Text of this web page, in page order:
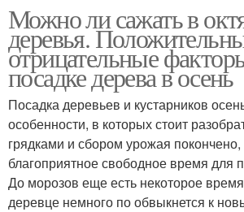
Места для посадки
Варианты для посадки
Можно ли сажать в
деревья.
отрицательные
посадке дерева в осень
Посадка деревьев и кустарников
особенности, в которых стоит
грядками и сбором урожая покончено,
благоприятное свободное время для
До морозов еще есть некоторое
деревце немного по обвыкнется к